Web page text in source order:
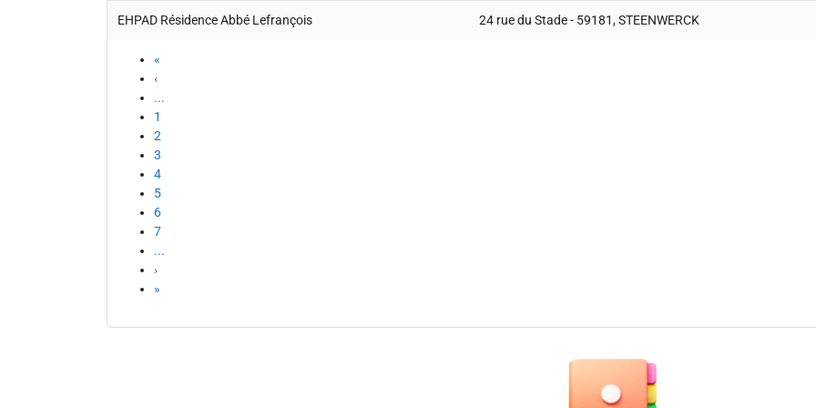
EHPAD Résidence Abbé Lefrançois 24 rue du Stade - 59181, STEENWERCK
«
‹
...
1
2
3
4
5
6
7
...
›
»